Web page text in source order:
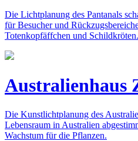
Die Lichtplanung des Pantanals
für Besucher und
Totenkopfäffchen und Schildkröten.
Australienhaus
Die Kunstlichtplanung des
Lebensraum in Australien
Wachstum für die Pflanzen.